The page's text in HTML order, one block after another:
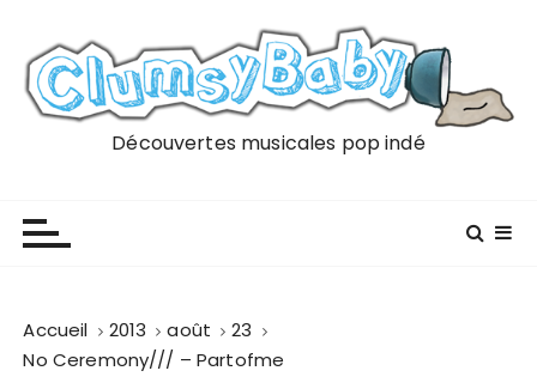
Découvertes musicales pop indé
Accueil 2013 août
23
No Ceremony/// – Partofme